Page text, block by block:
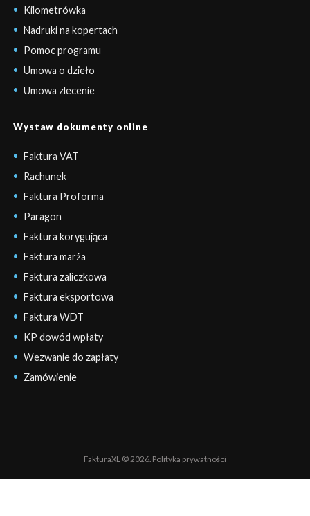
Kilometrówka
Nadruki na kopertach
Pomoc programu
Umowa o dzieło
Umowa zlecenie
Wystaw dokumenty online
Faktura VAT
Rachunek
Faktura Proforma
Paragon
Faktura korygująca
Faktura marża
Faktura zaliczkowa
Faktura eksportowa
Faktura WDT
KP dowód wpłaty
Wezwanie do zapłaty
Zamówienie
FakturaXL © 2026. Polityka prywatności